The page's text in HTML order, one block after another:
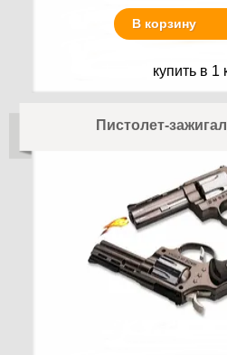
В корзину
купить в 1
Пистолет-